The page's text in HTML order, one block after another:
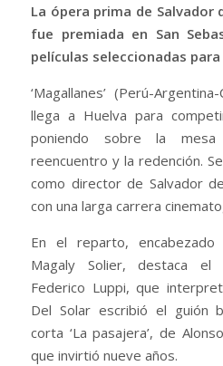
La ópera prima de
fue premiada en San
películas seleccionadas
‘Magallanes’ (Perú-
llega a Huelva para
poniendo sobre la
reencuentro y la redención.
como director de Salvador
con una larga carrera
En el reparto,
Magaly Solier, destaca el
Federico Luppi, que
Del Solar escribió el guión
corta ‘La pasajera’, de
que invirtió nueve años.